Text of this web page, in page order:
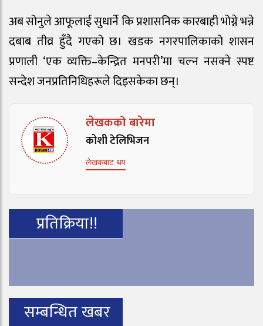
अब सोनुले आफूलाई सुधार्ने कि प्रशासनिक कारबाही भोग्ने भन्ने
दबाब तीव्र हुँदै गएको छ। खडक नगरपालिकाको शासन
प्रणाली ‘एक व्यक्ति–केन्द्रित मनपरी’मा चल्न नसक्ने स्पष्ट
सन्देश जनप्रतिनिधिहरूले दिइसकेका छन्।
लेखकको बारेमा
कोशी टेलिभिजन
लेखकबाट थप
प्रतिक्रिया!!
सम्बन्धित खबर